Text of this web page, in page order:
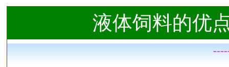
液体饲料的优